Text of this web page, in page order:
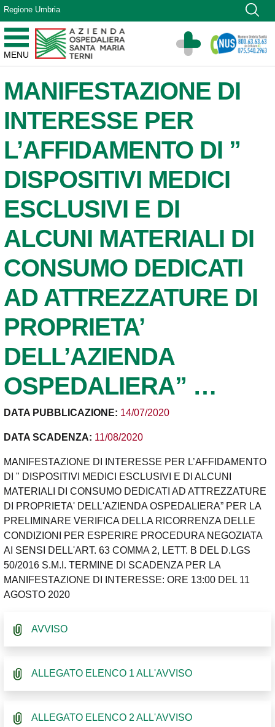
Vai ai contenuti
Vai al menu di navigazione
Vai al footer
Regione Umbria
MENU
Azienda Ospedaliera Santa Maria di Terni
Sito Istituzionale
MANIFESTAZIONE DI
INTERESSE PER
L’AFFIDAMENTO DI ”
DISPOSITIVI MEDICI
ESCLUSIVI E DI
ALCUNI MATERIALI DI
CONSUMO DEDICATI
AD ATTREZZATURE DI
PROPRIETA’
DELL’AZIENDA
OSPEDALIERA” …
DATA PUBBLICAZIONE: 14/07/2020
DATA SCADENZA: 11/08/2020
MANIFESTAZIONE DI INTERESSE PER L’AFFIDAMENTO
DI " DISPOSITIVI MEDICI ESCLUSIVI E DI ALCUNI
MATERIALI DI CONSUMO DEDICATI AD ATTREZZATURE
DI PROPRIETA' DELL'AZIENDA OSPEDALIERA” PER LA
PRELIMINARE VERIFICA DELLA RICORRENZA DELLE
CONDIZIONI PER ESPERIRE PROCEDURA NEGOZIATA
AI SENSI DELL'ART. 63 COMMA 2, LETT. B DEL D.LGS
50/2016 S.M.I. TERMINE DI SCADENZA PER LA
MANIFESTAZIONE DI INTERESSE: ORE 13:00 DEL 11
AGOSTO 2020
AVVISO
ALLEGATO ELENCO 1 ALL'AVVISO
ALLEGATO ELENCO 2 ALL'AVVISO